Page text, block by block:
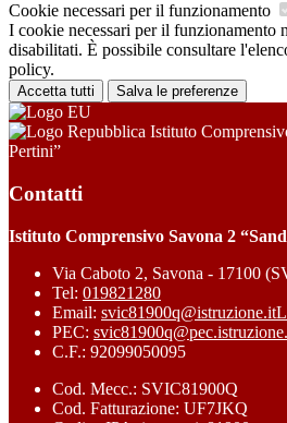
Cookie necessari per il funzionamento
I cookie necessari per il funzionamento
disabilitati. È possibile consultare
policy.
Accetta tutti Salva le preferenze
Istituto
Pertini”
Contatti
Istituto Comprensivo Savona 2
Via Caboto 2, Savona - 17100
Tel: 019821280
Email: svic81900q@istruzione.it
PEC:
C.F.: 92099050095
Cod. Mecc.: SVIC81900Q
Cod. Fatturazione: UF7JKQ